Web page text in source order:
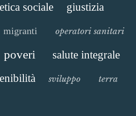
sociale giustizia
migranti operatori sanitari
poveri salute integrale
sviluppo terra